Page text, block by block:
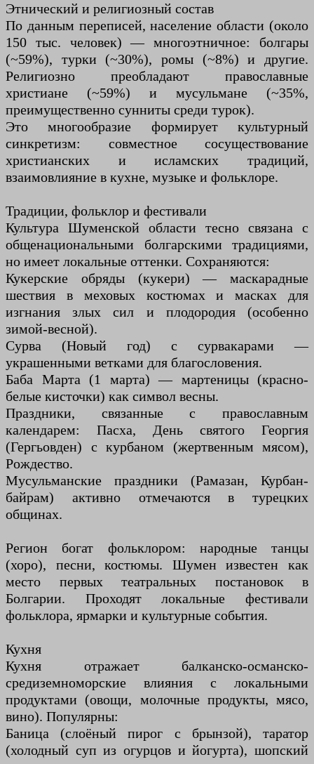
Этнический и религиозный состав
По данным переписей, население области (около
150 тыс. человек) — многоэтничное: болгары
(~59%), турки (~30%), ромы (~8%) и другие.
Религиозно преобладают православные
христиане (~59%) и мусульмане (~35%,
преимущественно сунниты среди турок).
Это многообразие формирует культурный
синкретизм: совместное сосуществование
христианских и исламских традиций,
взаимовлияние в кухне, музыке и фольклоре.
Традиции, фольклор и фестивали
Культура Шуменской области тесно связана с
общенациональными болгарскими традициями,
но имеет локальные оттенки. Сохраняются:
Кукерские обряды (кукери) — маскарадные
шествия в меховых костюмах и масках для
изгнания злых сил и плодородия (особенно
зимой-весной).
Сурва (Новый год) с сурвакарами —
украшенными ветками для благословения.
Баба Марта (1 марта) — мартеницы (красно-
белые кисточки) как символ весны.
Праздники, связанные с православным
календарем: Пасха, День святого Георгия
(Гергьовден) с курбаном (жертвенным мясом),
Рождество.
Мусульманские праздники (Рамазан, Курбан-
байрам) активно отмечаются в турецких
общинах.
Регион богат фольклором: народные танцы
(хоро), песни, костюмы. Шумен известен как
место первых театральных постановок в
Болгарии. Проходят локальные фестивали
фольклора, ярмарки и культурные события.
Кухня
Кухня отражает балканско-османско-
средиземноморские влияния с локальными
продуктами (овощи, молочные продукты, мясо,
вино). Популярны:
Баница (слоёный пирог с брынзой), таратор
(холодный суп из огурцов и йогурта), шопский